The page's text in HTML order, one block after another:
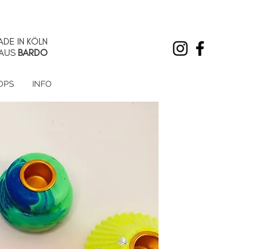
IN KÖLN
BARDO
INFO